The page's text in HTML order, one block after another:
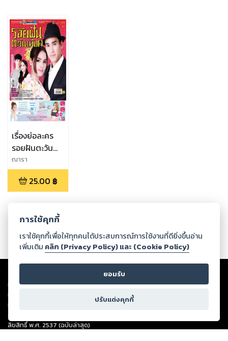
เรื่องย่อละคร
รอยฝันตะวัน
เดือด
ณารา
25.00 ฿
Copyright ©2026Storylog Co., Ltd. - สตอรี่ล็อกขอสงวนสิทธิ์ไม่รับผิดชอบ
ต่อผลงานหรือเนื้อหาใดที่อัปโหลดผ่านเว็บไซต์และปรากฏว่าละเมิดสิทธิใน
ทรัพย์สินทางปัญญาของบุคคลอื่นหรือขัดต่อกฎหมายและศีลธรรม ดังนั้น ผู้อ่าน
ทุกท่านโปรดใช้วิจารณญาณในการกลั่นกรองด้วยตนเอง และหากท่านพบว่าส่วน
หนึ่งส่วนใดขัดต่อกฎหมายและศีลธรรม กรุณาแจ้งมายังบริษัท เพื่อทีมงานจะได้
ดำเนินการในทันที ทั้งนี้ ทางสตอรี่ล็อกขอสงวนลิขสิทธิ์ตามพระราชบัญญัติ
ลิขสิทธิ์ พ.ศ. 2537 (ฉบับล่าสุด)
การใช้คุกกี้
เราใช้คุกกี้เพื่อให้ทุกคนได้ประสบการณ์การใช้งานที่ดียิ่งขึ้นอ่าน
เพิ่มเติม คลิก (Privacy Policy) และ (Cookie Policy)
ยอมรับ
ปรับแต่งคุกกี้